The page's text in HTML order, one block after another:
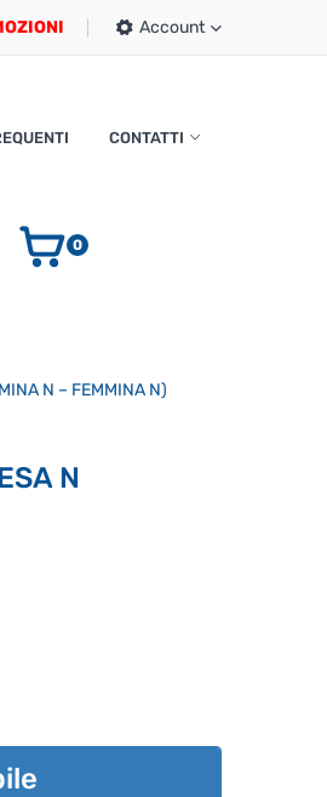
Account
CONTATTI
0
N – FEMMINA N)
N